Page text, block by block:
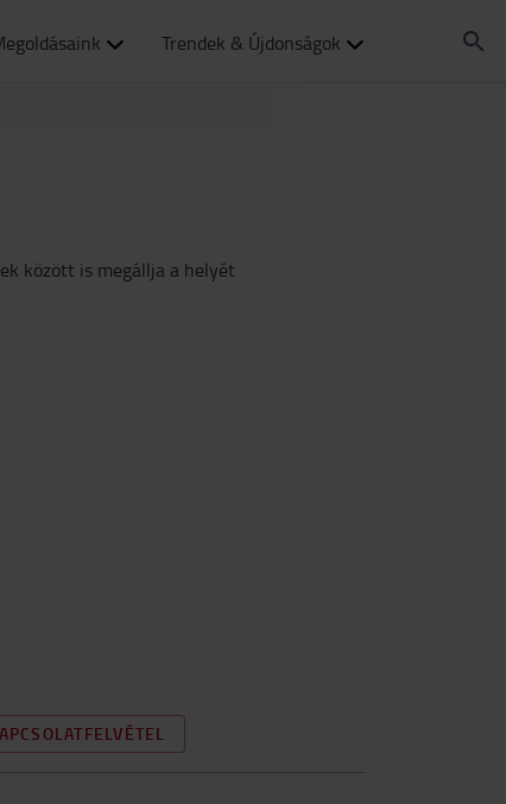
Trendek & Újdonságok
között is megállja a helyét